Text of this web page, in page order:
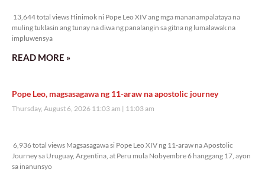
13,644 total views Hinimok ni Pope Leo XIV ang mga mananampalataya na
muling tuklasin ang tunay na diwa ng panalangin sa gitna ng lumalawak na
impluwensya
READ MORE »
Pope Leo, magsasagawa ng 11-araw na apostolic journey
Thursday, August 6, 2026 11:03 am 11:03 am
6,936 total views Magsasagawa si Pope Leo XIV ng 11-araw na Apostolic
Journey sa Uruguay, Argentina, at Peru mula Nobyembre 6 hanggang 17, ayon
sa inanunsyo